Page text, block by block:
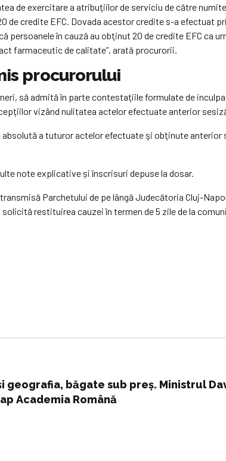
de exercitare a atribuţiilor de serviciu de către
de credite EFC. Dovada acestor credite s-a efectuat
persoanele în cauză au obţinut 20 de credite EFC ca
farmaceutic de calitate”, arată procurorii.
procurorului
să admită în parte contestaţiile formulate de
vizând nulitatea actelor efectuate anterior
a tuturor actelor efectuate şi obţinute anterior
note explicative și înscrisuri depuse la dosar.
Parchetului de pe lângă Judecătoria Cluj-
restituirea cauzei în termen de 5 zile de la
geografia, băgate sub preș. Ministrul
Academia Română